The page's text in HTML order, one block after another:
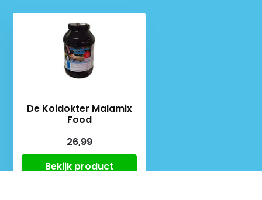
De Koidokter Malamix
Food
26,99
Bekijk product